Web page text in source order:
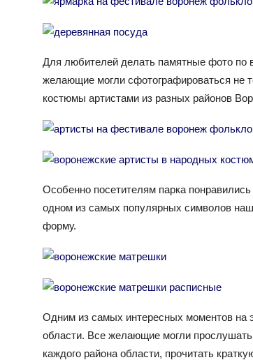
Для любителей делать памятные фото по
желающие могли сфотографироваться не
костюмы артистами из разных районов
Особенно посетителям парка
одном из самых популярных символов
форму.
Одним из самых интересных моментов на
области. Все желающие могли
каждого района области, прочитать